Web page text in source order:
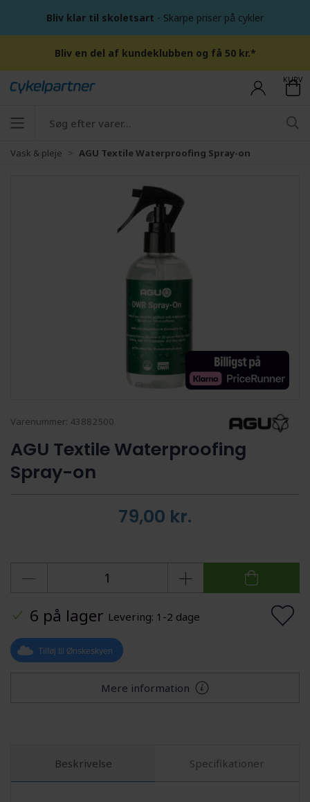
Bliv klar til skoletsart - Skarpe priser på cykler
Bliv en del af kundeklubben og få 50 kr.*
KURV
Vask & pleje AGU Textile Waterproofing Spray-on
Varenummer: 43882500
AGU Textile Waterproofing
Spray-on
79,00 kr.
6 på lager Levering: 1-2 dage
Tilføj til Ønskeskyen
Mere information
Beskrivelse Specifikationer